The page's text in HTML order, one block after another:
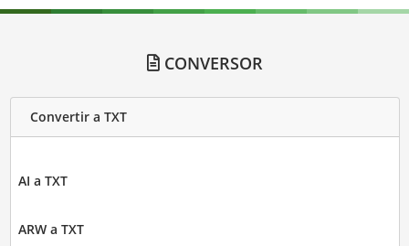
CONVERSOR
Convertir a TXT
AI a TXT
ARW a TXT